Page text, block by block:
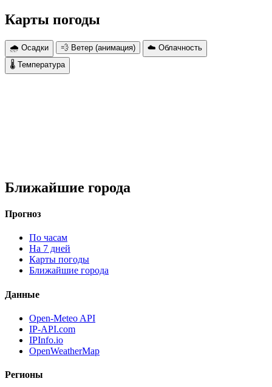
Карты погоды
🌧 Осадки 💨 Ветер (анимация)
☁️ Облачность
🌡 Температура
Ближайшие города
Прогноз
По часам
На 7 дней
Карты погоды
Ближайшие города
Данные
Open-Meteo API
IP-API.com
IPInfo.io
OpenWeatherMap
Регионы